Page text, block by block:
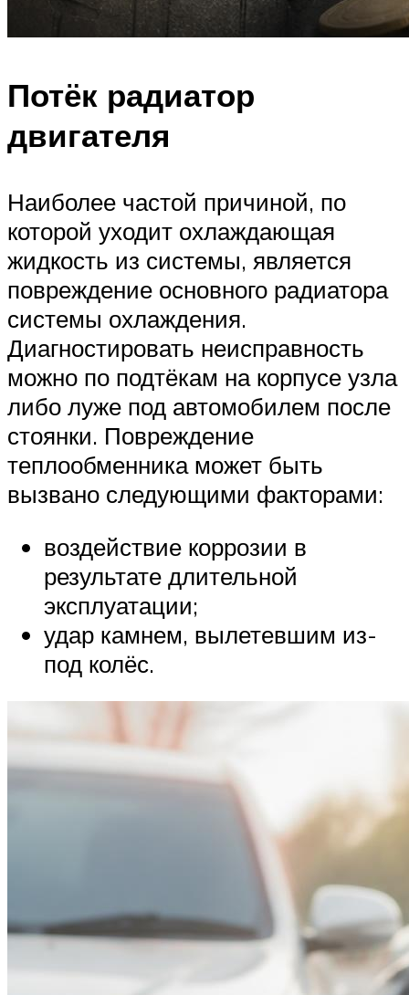
Потёк радиатор
двигателя
Наиболее частой причиной, по
которой уходит охлаждающая
жидкость из системы, является
повреждение основного радиатора
системы охлаждения.
Диагностировать неисправность
можно по подтёкам на корпусе узла
либо луже под автомобилем после
стоянки. Повреждение
теплообменника может быть
вызвано следующими факторами:
воздействие коррозии в
результате длительной
эксплуатации;
удар камнем, вылетевшим из-
под колёс.